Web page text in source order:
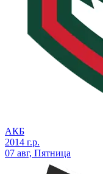
АКБ
2014 г.р.
07 авг, Пятница